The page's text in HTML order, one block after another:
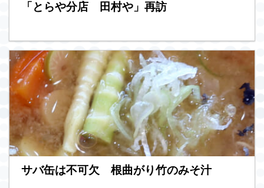
「とらや分店 田村や」再訪
サバ缶は不可欠 根曲がり竹のみそ汁